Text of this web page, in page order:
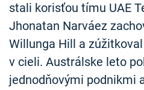
stali korisťou tímu UAE
Jhonatan Narváez
Willunga Hill a
v cieli. Austrálske leto
jednodňovými podnikmi